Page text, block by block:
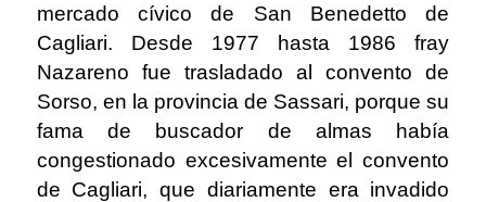
mercado cívico de San Benedetto de
Cagliari. Desde 1977 hasta 1986 fray
Nazareno fue trasladado al convento de
Sorso, en la provincia de Sassari, porque su
fama de buscador de almas había
congestionado excesivamente el convento
de Cagliari, que diariamente era invadido